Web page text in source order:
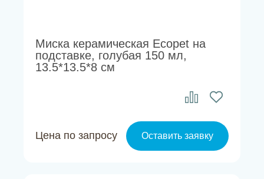
Миска керамическая Ecopet на
подставке, голубая 150 мл,
13.5*13.5*8 см
Цена по запросу Оставить заявку